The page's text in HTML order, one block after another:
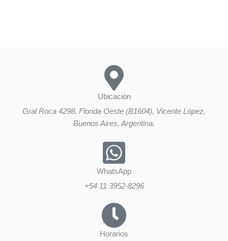
Ubicación
Gral Roca 4298, Florida Oeste (B1604), Vicente López,
Buenos Aires, Argentina.
WhatsApp
+54 11 3952-8296
Horarios